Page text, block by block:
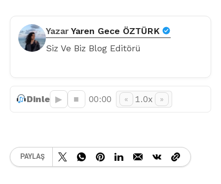
Yazar Yaren Gece ÖZTÜRK
Siz Ve Biz Blog Editörü
Dinle ▶︎ ■ 00:00 « 1.0x »
PAYLAŞ